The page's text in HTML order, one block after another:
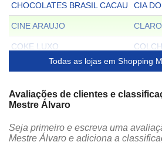
CHOCOLATES BRASIL CACAU CIA
CINE ARAUJO CLARO
COKE LUXO
COLOMBO WOMAN COMM
CONSTANCE
CORAÇÃO MINEIRO
CRIATIVA ACESSÓRIOS
Todas as lojas em Shopping
Avaliações de clientes e
Mestre Álvaro
Seja primeiro e escreva uma
Mestre Álvaro e adiciona a